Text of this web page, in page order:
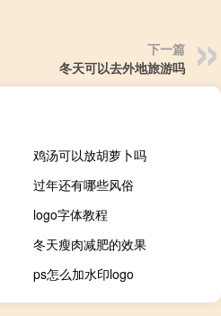
下一篇
冬天可以去外地旅游吗
鸡汤可以放胡萝卜吗
过年还有哪些风俗
logo字体教程
冬天瘦肉减肥的效果
ps怎么加水印logo